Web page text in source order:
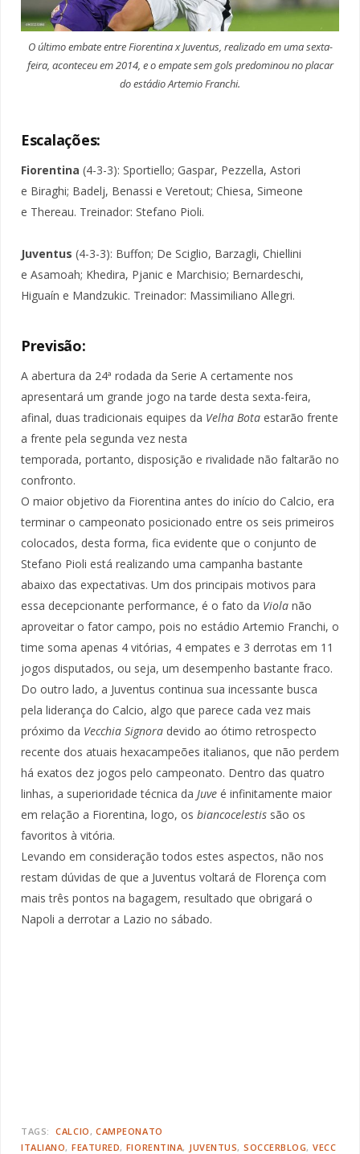
O último embate entre Fiorentina x Juventus, realizado em uma sexta-
feira, aconteceu em 2014, e o empate sem gols predominou no placar
do estádio Artemio Franchi.
Escalações:
Fiorentina (4-3-3): Sportiello; Gaspar, Pezzella, Astori
e Biraghi; Badelj, Benassi e Veretout; Chiesa, Simeone
e Thereau. Treinador: Stefano Pioli.
Juventus (4-3-3): Buffon; De Sciglio, Barzagli, Chiellini
e Asamoah; Khedira, Pjanic e Marchisio; Bernardeschi,
Higuaín e Mandzukic. Treinador: Massimiliano Allegri.
Previsão:
A abertura da 24ª rodada da Serie A certamente nos
apresentará um grande jogo na tarde desta sexta-feira,
afinal, duas tradicionais equipes da Velha Bota estarão frente
a frente pela segunda vez nesta
temporada, portanto, disposição e rivalidade não faltarão no
confronto.
O maior objetivo da Fiorentina antes do início do Calcio, era
terminar o campeonato posicionado entre os seis primeiros
colocados, desta forma, fica evidente que o conjunto de
Stefano Pioli está realizando uma campanha bastante
abaixo das expectativas. Um dos principais motivos para
essa decepcionante performance, é o fato da Viola não
aproveitar o fator campo, pois no estádio Artemio Franchi, o
time soma apenas 4 vitórias, 4 empates e 3 derrotas em 11
jogos disputados, ou seja, um desempenho bastante fraco.
Do outro lado, a Juventus continua sua incessante busca
pela liderança do Calcio, algo que parece cada vez mais
próximo da Vecchia Signora devido ao ótimo retrospecto
recente dos atuais hexacampeões italianos, que não perdem
há exatos dez jogos pelo campeonato. Dentro das quatro
linhas, a superioridade técnica da Juve é infinitamente maior
em relação a Fiorentina, logo, os biancocelestis são os
favoritos à vitória.
Levando em consideração todos estes aspectos, não nos
restam dúvidas de que a Juventus voltará de Florença com
mais três pontos na bagagem, resultado que obrigará o
Napoli a derrotar a Lazio no sábado.
TAGS: CALCIO
CAMPEONATO
ITALIANO FEATURED FIORENTINA JUVENTUS SOCCERBLOG
VECC